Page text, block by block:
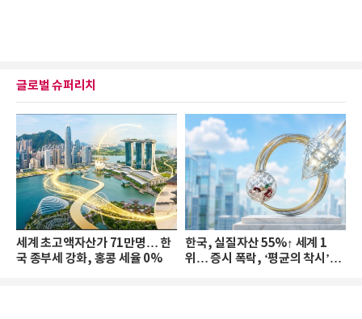
글로벌 슈퍼리치
세계 초고액자산가 71만명… 한
국 종부세 강화, 홍콩 세율 0%
한국, 실질자산 55%↑ 세계 1
위… 증시 폭락, ‘평균의 착시’와